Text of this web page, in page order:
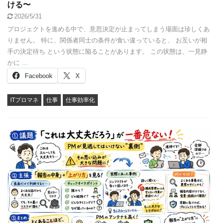
ける〜
2026/5/31
プロジェクトを進める中で、意思決定が止まってしまう場面は珍しくあ
りません。 特に、関係者同士の条件が食い違っていると、 お互いが相
手の決定待ち という状態に陥ることがあります。 この状態は、一見静
かに ...
Facebook
X
ITプロマネ 仕事 仕事効率化